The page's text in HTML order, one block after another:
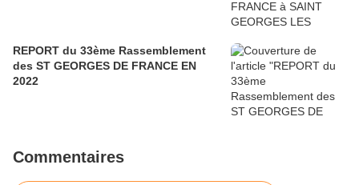
REPORT du 33ème Rassemblement
des ST GEORGES DE FRANCE EN
2022
Commentaires